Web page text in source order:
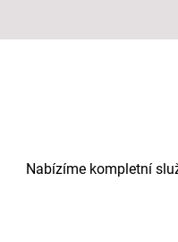
Nabízíme kompletní